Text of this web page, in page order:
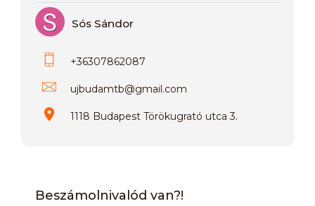
Sós Sándor
+36307862087
ujbudamtb@gmail.com
1118 Budapest Törökugrató utca 3.
Beszámolnivalód van?!